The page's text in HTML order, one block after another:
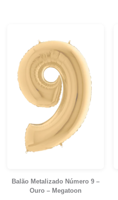
Balão Metalizado Número 9 –
Ouro – Megatoon